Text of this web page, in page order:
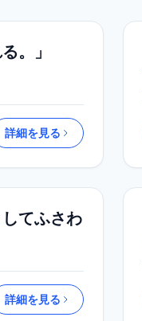
。」
詳細を見る
てふさわ
詳細を見る